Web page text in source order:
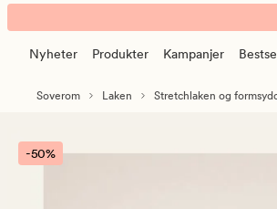
Formsydd
jersey
stretchlaken
banner.
Klikk
pause.
Nyheter Produkter Kampanjer
Soverom Laken Stretchlaken og
-50%